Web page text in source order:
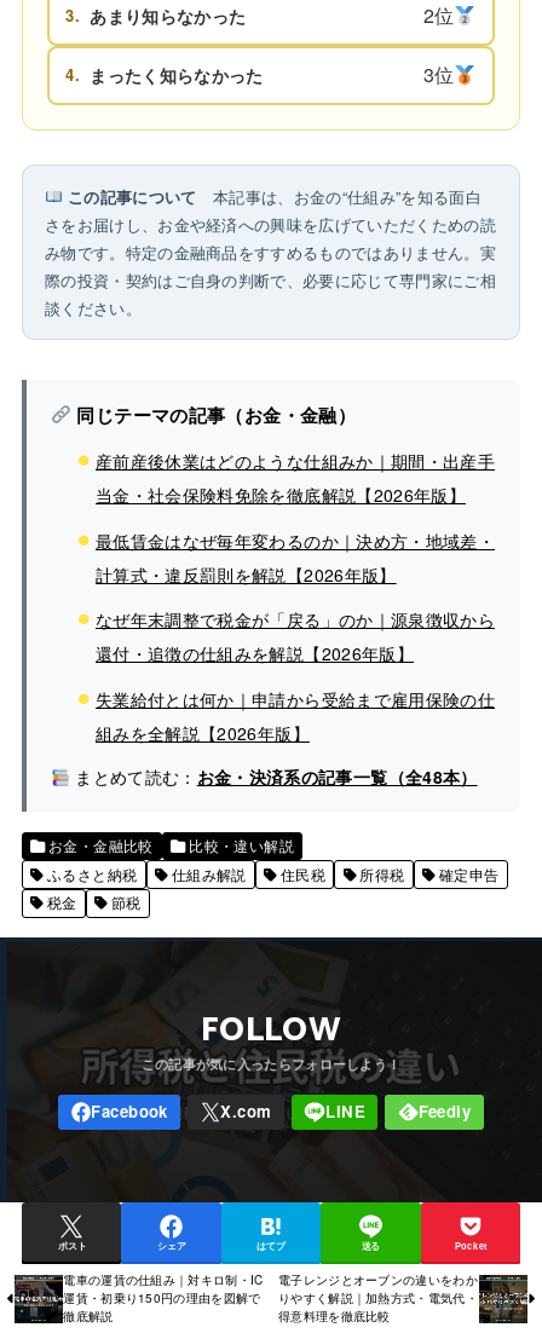
3. あまり知らなかった 2位
4. まったく知らなかった 3位
この記事について 本記事は、お金の“仕組み”を知る面白
さをお届けし、お金や経済への興味を広げていただくための読
み物です。特定の金融商品をすすめるものではありません。実
際の投資・契約はご自身の判断で、必要に応じて専門家にご相
談ください。
同じテーマの記事（お金・金融）
産前産後休業はどのような仕組みか｜期間・出産手
当金・社会保険料免除を徹底解説【2026年版】
最低賃金はなぜ毎年変わるのか｜決め方・地域差・
計算式・違反罰則を解説【2026年版】
なぜ年末調整で税金が「戻る」のか｜源泉徴収から
還付・追徴の仕組みを解説【2026年版】
失業給付とは何か｜申請から受給まで雇用保険の仕
組みを全解説【2026年版】
まとめて読む： お金・決済系の記事一覧（全48本）
お金・金融比較
比較・違い解説
ふるさと納税
仕組み解説 住民税 所得税
確定申告
税金
節税
FOLLOW
ポスト シェア はてブ 送る Pocket
電車の運賃の仕組み｜対キロ制・IC
運賃・初乗り150円の理由を図解で
徹底解説
電子レンジとオーブンの違いをわか
りやすく解説｜加熱方式・電気代・
得意料理を徹底比較